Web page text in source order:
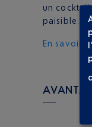
un
paisible.
En savoir